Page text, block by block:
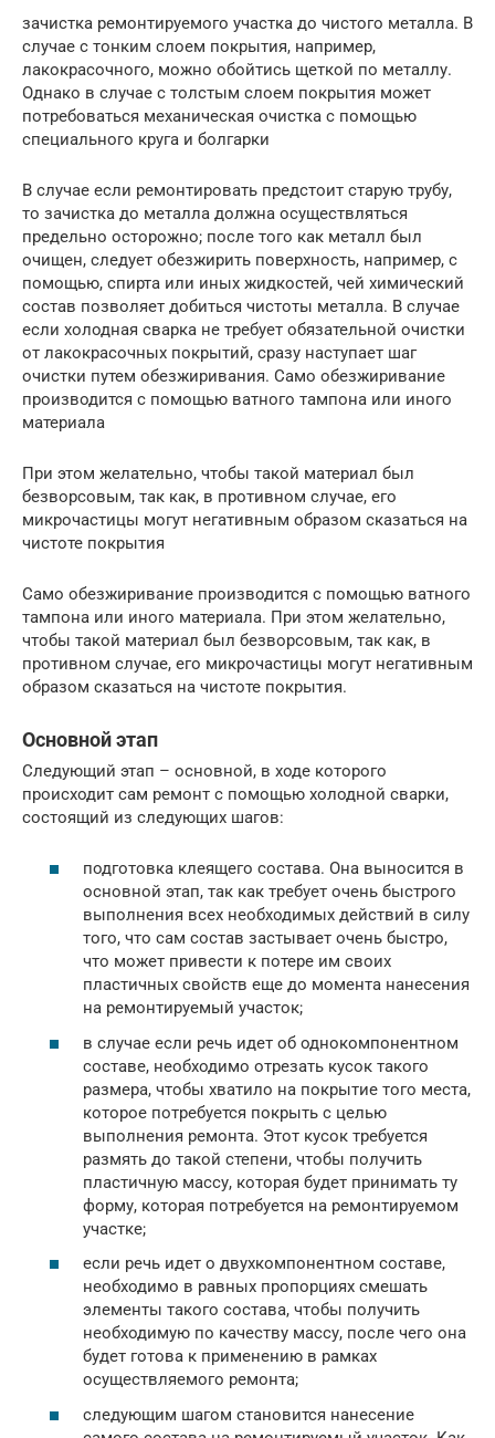
зачистка ремонтируемого участка до чистого металла. В
случае с тонким слоем покрытия, например,
лакокрасочного, можно обойтись щеткой по металлу.
Однако в случае с толстым слоем покрытия может
потребоваться механическая очистка с помощью
специального круга и болгарки
В случае если ремонтировать предстоит старую трубу,
то зачистка до металла должна осуществляться
предельно осторожно; после того как металл был
очищен, следует обезжирить поверхность, например, с
помощью, спирта или иных жидкостей, чей химический
состав позволяет добиться чистоты металла. В случае
если холодная сварка не требует обязательной очистки
от лакокрасочных покрытий, сразу наступает шаг
очистки путем обезжиривания. Само обезжиривание
производится с помощью ватного тампона или иного
материала
При этом желательно, чтобы такой материал был
безворсовым, так как, в противном случае, его
микрочастицы могут негативным образом сказаться на
чистоте покрытия
Само обезжиривание производится с помощью ватного
тампона или иного материала. При этом желательно,
чтобы такой материал был безворсовым, так как, в
противном случае, его микрочастицы могут негативным
образом сказаться на чистоте покрытия.
Основной этап
Следующий этап – основной, в ходе которого
происходит сам ремонт с помощью холодной сварки,
состоящий из следующих шагов:
подготовка клеящего состава. Она выносится в
основной этап, так как требует очень быстрого
выполнения всех необходимых действий в силу
того, что сам состав застывает очень быстро,
что может привести к потере им своих
пластичных свойств еще до момента нанесения
на ремонтируемый участок;
в случае если речь идет об однокомпонентном
составе, необходимо отрезать кусок такого
размера, чтобы хватило на покрытие того места,
которое потребуется покрыть с целью
выполнения ремонта. Этот кусок требуется
размять до такой степени, чтобы получить
пластичную массу, которая будет принимать ту
форму, которая потребуется на ремонтируемом
участке;
если речь идет о двухкомпонентном составе,
необходимо в равных пропорциях смешать
элементы такого состава, чтобы получить
необходимую по качеству массу, после чего она
будет готова к применению в рамках
осуществляемого ремонта;
следующим шагом становится нанесение